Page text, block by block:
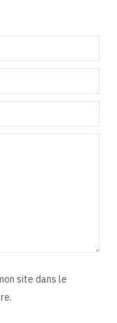
site dans le